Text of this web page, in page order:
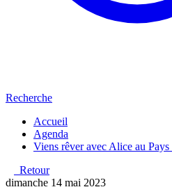
Recherche
Accueil
Agenda
Viens rêver avec Alice au
Retour
dimanche 14 mai 2023